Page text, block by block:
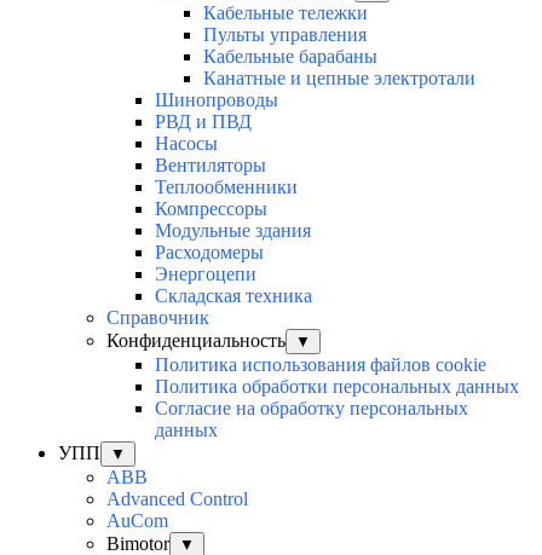
Кабельные тележки
Пульты управления
Кабельные барабаны
Канатные и цепные электротали
Шинопроводы
РВД и ПВД
Насосы
Вентиляторы
Теплообменники
Компрессоры
Модульные здания
Расходомеры
Энергоцепи
Складская техника
Справочник
Конфиденциальность
▼
Политика использования файлов cookie
Политика обработки персональных данных
Согласие на обработку персональных
данных
УПП
▼
ABB
Advanced Control
AuСom
Bimotor
▼